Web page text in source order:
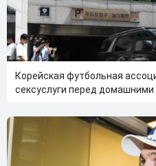
Корейская футбольная
сексуслуги перед